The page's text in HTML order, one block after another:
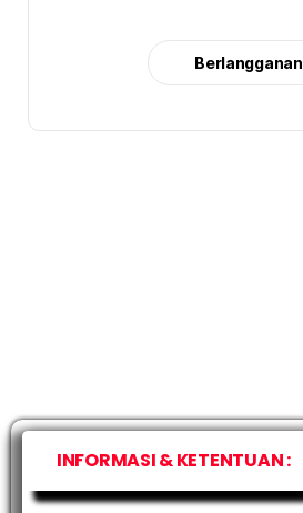
Berlangganan
INFORMASI & KETENTUAN :